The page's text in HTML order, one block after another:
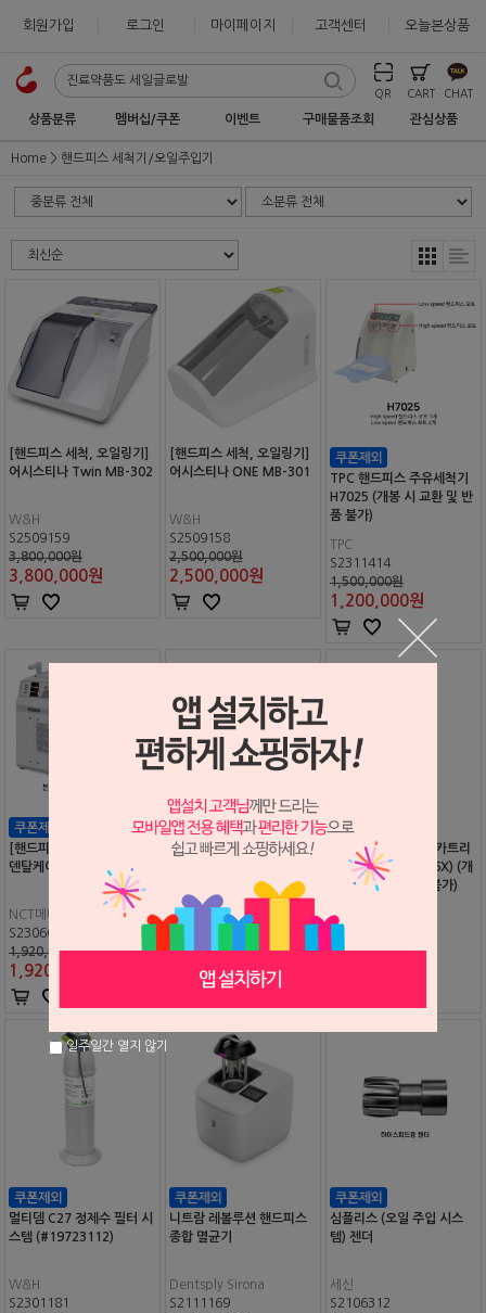
회원가입 로그인 마이페이지 고객센터 오늘본상품
QR CART CHAT
상품분류 멤버십/쿠폰 이벤트 구매물품조회 관심상품
Home 핸드피스 세척기/오일주입기
[핸드피스 세척, 오일링기]
어시스티나 Twin MB-302
W&H
S2509159
3,800,000원
3,800,000원
[핸드피스 세척, 오일링기]
어시스티나 ONE MB-301
W&H
S2509158
2,500,000원
2,500,000원
TPC 핸드피스 주유세척기
H7025 (개봉 시 교환 및 반
품 불가)
TPC
S2311414
1,500,000원
1,200,000원
[핸드피스 오일 주유세척기]
덴탈케이
NCT메디칼
S2306071
1,920,000원
1,920,000
TPC 핸드피스 주유세척기
제이플랜
S2302212
40,000원
35,000원
멀티뎀 C27 정제수 카트리
지 리필 (#A812016X) (개
봉 시 교환 및 반품 불가)
W&H
S2301182
400,000원
멀티뎀 C27 정제수 필터 시
스템 (#19723112)
W&H
S2301181
니트람 레볼루션 핸드피스
종합 멸균기
Dentsply Sirona
S2111169
심플리스 (오일 주입 시스
템) 젠더
세신
S2106312
일주일간 열지 않기